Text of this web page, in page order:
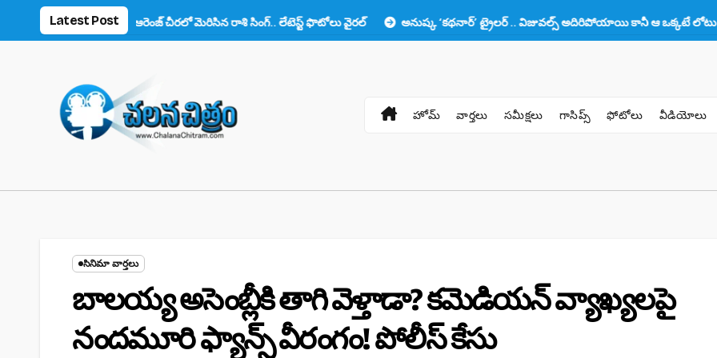
Latest Post
ఆరెంజ్ చీరలో మెరిసిన రాశి సింగ్.. లేటెస్ట్ ఫొటోలు వైరల్ అనుష్క ‘కథనార్’ ట్రైలర్ .. విజువల్స్ అదిరిపోయాయి కానీ ఆ ఒక్కటే లోటు!!
హోమ్ వార్తలు సమీక్షలు గాసిప్స్ ఫోటోలు వీడియోలు
సినిమా వార్తలు
బాలయ్య అసెంబ్లీకి తాగి వెళ్తాడా? కమెడియన్ వ్యాఖ్యలపై
నందమూరి ఫ్యాన్స్ వీరంగం! పోలీస్ కేసు